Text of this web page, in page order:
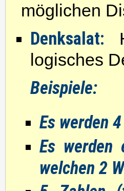
möglichen
Denksalat:
logisches
Beispiele:
Es werden
Es werden
welchen 2